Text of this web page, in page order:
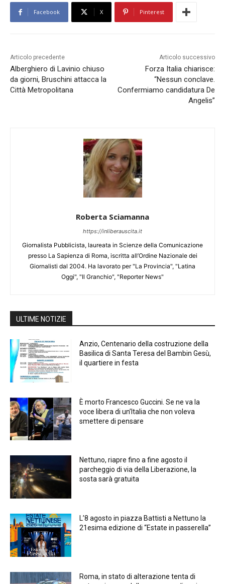
Facebook X Pinterest
Articolo precedente
Alberghiero di Lavinio chiuso
da giorni, Bruschini attacca la
Città Metropolitana
Articolo successivo
Forza Italia chiarisce:
“Nessun conclave.
Confermiamo candidatura De
Angelis”
Roberta Sciamanna
https://inliberauscita.it
Giornalista Pubblicista, laureata in Scienze della Comunicazione
presso La Sapienza di Roma, iscritta all’Ordine Nazionale dei
Giornalisti dal 2004. Ha lavorato per "La Provincia", "Latina
Oggi", "Il Granchio", "Reporter News"
ULTIME NOTIZIE
Anzio, Centenario della costruzione della
Basilica di Santa Teresa del Bambin Gesù,
il quartiere in festa
È morto Francesco Guccini. Se ne va la
voce libera di un’Italia che non voleva
smettere di pensare
Nettuno, riapre fino a fine agosto il
parcheggio di via della Liberazione, la
sosta sarà gratuita
L’8 agosto in piazza Battisti a Nettuno la
21esima edizione di “Estate in passerella”
Roma, in stato di alterazione tenta di